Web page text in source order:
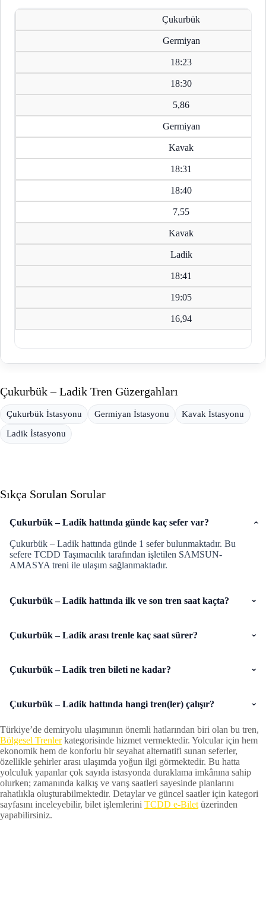
Çukurbük
Germiyan
18:23
18:30
5,86
Germiyan
Kavak
18:31
18:40
7,55
Kavak
Ladik
18:41
19:05
16,94
Çukurbük – Ladik Tren Güzergahları
Çukurbük İstasyonu Germiyan İstasyonu Kavak İstasyonu
Ladik İstasyonu
Sıkça Sorulan Sorular
Çukurbük – Ladik hattında günde kaç sefer var?
Çukurbük – Ladik hattında günde 1 sefer bulunmaktadır. Bu
sefere TCDD Taşımacılık tarafından işletilen SAMSUN-
AMASYA treni ile ulaşım sağlanmaktadır.
Çukurbük – Ladik hattında ilk ve son tren saat kaçta?
Çukurbük – Ladik arası trenle kaç saat sürer?
Çukurbük – Ladik tren bileti ne kadar?
Çukurbük – Ladik hattında hangi tren(ler) çalışır?
Türkiye’de demiryolu ulaşımının önemli hatlarından biri olan bu tren,
Bölgesel Trenlerkategorisinde hizmet vermektedir. Yolcular için hem
ekonomik hem de konforlu bir seyahat alternatifi sunan seferler,
özellikle şehirler arası ulaşımda yoğun ilgi görmektedir. Bu hatta
yolculuk yapanlar çok sayıda istasyonda duraklama imkânına sahip
olurken; zamanında kalkış ve varış saatleri sayesinde planlarını
rahatlıkla oluşturabilmektedir. Detaylar ve güncel saatler için kategori
sayfasını inceleyebilir, bilet işlemlerini TCDD e-Bilet üzerinden
yapabilirsiniz.